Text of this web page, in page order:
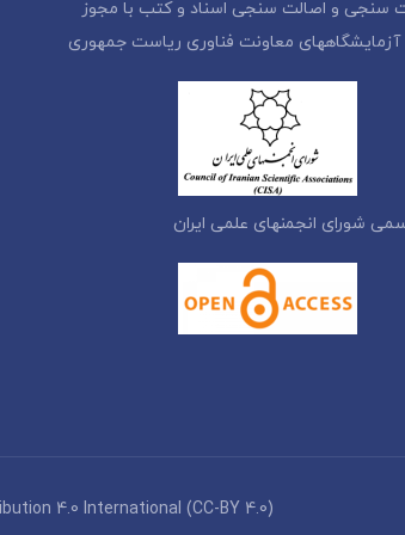
سنجی و اصالت سنجی اسناد و کتب با مجوز
معاونت فناوری ریاست جمهوری
انجمنهای علمی ایران
4.0 International (CC-BY 4.0)